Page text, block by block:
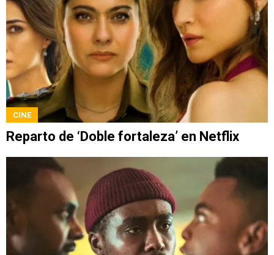
CINE
Reparto de ‘Doble fortaleza’ en Netflix